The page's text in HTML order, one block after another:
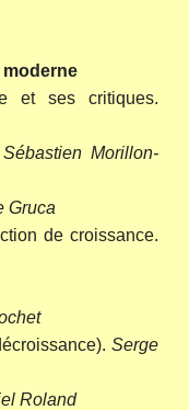
moderne
et ses critiques.
Sébastien Morillon-
Gruca
de croissance.
Serge
Roland